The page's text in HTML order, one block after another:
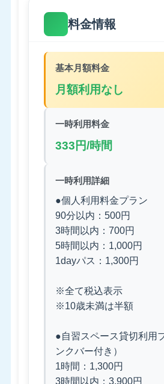
料金情報
基本月額料金
月額利用なし
一時利用料金
333円/時間
一時利用詳細
●個人利用料金プラン
90分以内：500円
3時間以内：700円
5時間以内：1,000円
1dayパス：1,300円
※全て税込表示
※10歳未満は半額
●自習スペース貸切利用
ンクバー付き）
1時間：1,300円
3時間以内：3,900円